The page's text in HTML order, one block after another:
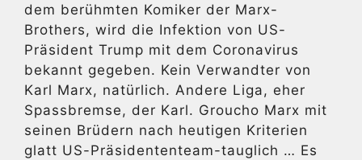
dem berühmten Komiker der Marx-
Brothers, wird die Infektion von US-
Präsident Trump mit dem Coronavirus
bekannt gegeben. Kein Verwandter von
Karl Marx, natürlich. Andere Liga, eher
Spassbremse, der Karl. Groucho Marx mit
seinen Brüdern nach heutigen Kriterien
glatt US-Präsidententeam-tauglich … Es